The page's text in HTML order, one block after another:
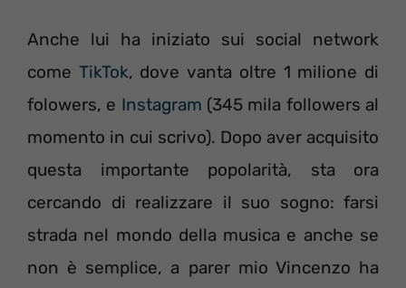
Anche lui ha iniziato sui social network
come TikTok, dove vanta oltre 1 milione di
folowers, e Instagram (345 mila followers al
momento in cui scrivo). Dopo aver acquisito
questa importante popolarità, sta ora
cercando di realizzare il suo sogno: farsi
strada nel mondo della musica e anche se
non è semplice, a parer mio Vincenzo ha